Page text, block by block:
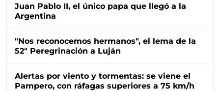
Juan Pablo II, el único papa que llegó a la
Argentina
"Nos reconocemos hermanos", el lema de la
52ª Peregrinación a Luján
Alertas por viento y tormentas: se viene el
Pampero, con ráfagas superiores a 75 km/h